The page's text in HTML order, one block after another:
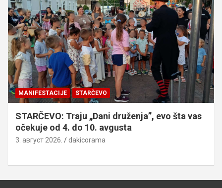
MANIFESTACIJE STARČEVO
STARČEVO: Traju „Dani druženja”, evo šta vas
očekuje od 4. do 10. avgusta
3. август 2026. dakicorama